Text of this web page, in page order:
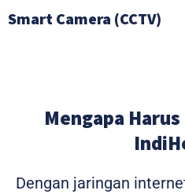
Smart Camera (CCTV)
Mengapa
Dengan jaringan